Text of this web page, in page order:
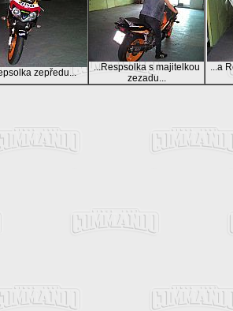
zepředu...
...Respsolka s majitelkou
zezadu...
...a